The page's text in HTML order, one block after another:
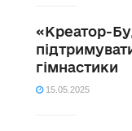
«Креатор-
гімнастики
15.05.2025